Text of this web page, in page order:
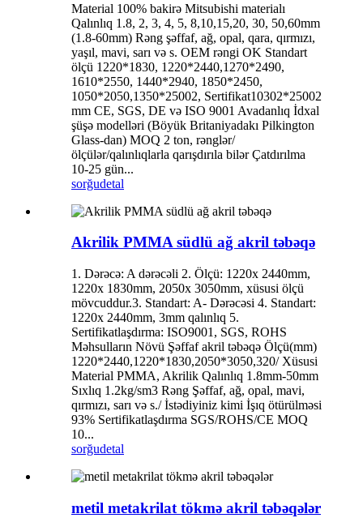
Material 100% bakirə Mitsubishi materialı
Qalınlıq 1.8, 2, 3, 4, 5, 8,10,15,20, 30, 50,60mm
(1.8-60mm) Rəng şəffaf, ağ, opal, qara, qırmızı,
yaşıl, mavi, sarı və s. OEM rəngi OK Standart
ölçü 1220*1830, 1220*2440,1270*2490,
1610*2550, 1440*2940, 1850*2450,
1050*2050,1350*25002, Sertifikat10302*25002
mm CE, SGS, DE və ISO 9001 Avadanlıq İdxal
şüşə modelləri (Böyük Britaniyadakı Pilkington
Glass-dan) MOQ 2 ton, rənglər/
ölçülər/qalınlıqlarla qarışdırıla bilər Çatdırılma
10-25 gün...
sorğudetal
Akrilik PMMA südlü ağ akril təbəqə
1. Dərəcə: A dərəcəli 2. Ölçü: 1220x 2440mm,
1220x 1830mm, 2050x 3050mm, xüsusi ölçü
mövcuddur.3. Standart: A- Dərəcəsi 4. Standart:
1220x 2440mm, 3mm qalınlıq 5.
Sertifikatlaşdırma: ISO9001, SGS, ROHS
Məhsulların Növü Şəffaf akril təbəqə Ölçü(mm)
1220*2440,1220*1830,2050*3050,320/ Xüsusi
Material PMMA, Akrilik Qalınlıq 1.8mm-50mm
Sıxlıq 1.2kg/sm3 Rəng Şəffaf, ağ, opal, mavi,
qırmızı, sarı və s./ İstədiyiniz kimi İşıq ötürülməsi
93% Sertifikatlaşdırma SGS/ROHS/CE MOQ
10...
sorğudetal
metil metakrilat tökmə akril təbəqələr